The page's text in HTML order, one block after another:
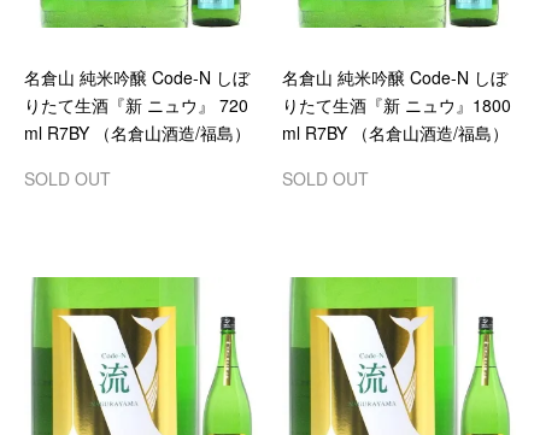
名倉山 純米吟醸 Code-N しぼ
りたて生酒『新 ニュウ』 720
ml R7BY （名倉山酒造/福島）
SOLD OUT
名倉山 純米吟醸 Code-N しぼ
りたて生酒『新 ニュウ』1800
ml R7BY （名倉山酒造/福島）
SOLD OUT